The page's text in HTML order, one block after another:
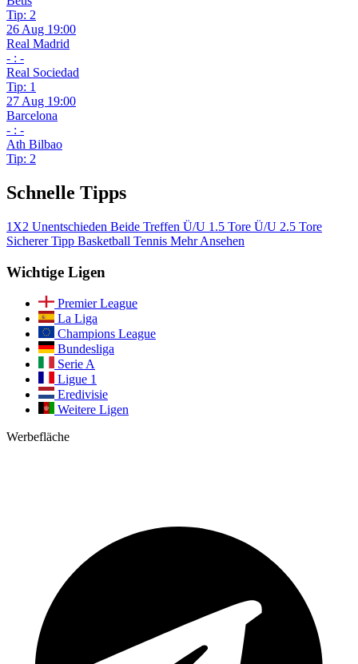
Tip: 2
26 Aug 19:00
Real Madrid
- : -
Real Sociedad
Tip: 1
27 Aug 19:00
Barcelona
- : -
Ath Bilbao
Tip: 2
Schnelle Tipps
1X2 Unentschieden Beide Treffen Ü/U 1.5 Tore Ü/U 2.5 Tore
Sicherer Tipp Basketball Tennis Mehr Ansehen
Wichtige Ligen
Premier League
La Liga
Champions League
Bundesliga
Serie A
Ligue 1
Eredivisie
Weitere Ligen
Werbefläche